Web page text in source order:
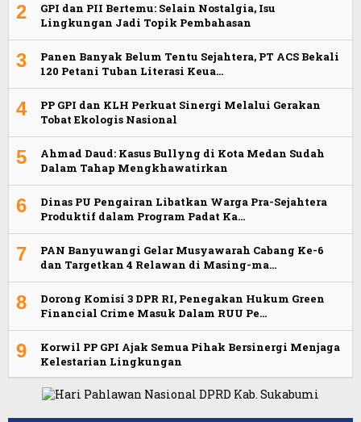
2
GPI dan PII Bertemu: Selain Nostalgia, Isu
Lingkungan Jadi Topik Pembahasan
3
Panen Banyak Belum Tentu Sejahtera, PT ACS Bekali
120 Petani Tuban Literasi Keua…
4
PP GPI dan KLH Perkuat Sinergi Melalui Gerakan
Tobat Ekologis Nasional
5
Ahmad Daud: Kasus Bullyng di Kota Medan Sudah
Dalam Tahap Mengkhawatirkan
6
Dinas PU Pengairan Libatkan Warga Pra-Sejahtera
Produktif dalam Program Padat Ka…
7
PAN Banyuwangi Gelar Musyawarah Cabang Ke-6
dan Targetkan 4 Relawan di Masing-ma…
8
Dorong Komisi 3 DPR RI, Penegakan Hukum Green
Financial Crime Masuk Dalam RUU Pe…
9
Korwil PP GPI Ajak Semua Pihak Bersinergi Menjaga
Kelestarian Lingkungan